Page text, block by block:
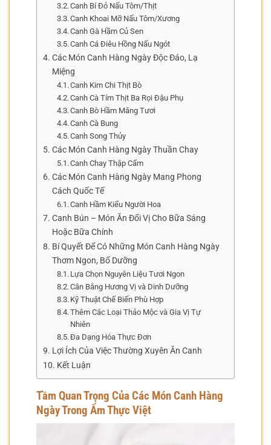
Canh Bí Đỏ Nấu Tôm/Thịt
Canh Khoai Mỡ Nấu Tôm/Xương
Canh Gà Hầm Củ Sen
Canh Cá Điêu Hồng Nấu Ngót
Các Món Canh Hàng Ngày Độc Đáo, Lạ
Miệng
Canh Kim Chi Thịt Bò
Canh Cà Tím Thịt Ba Rọi Đậu Phụ
Canh Bò Hầm Măng Tươi
Canh Cà Bung
Canh Song Thủy
Các Món Canh Hàng Ngày Thuần Chay
Canh Chay Thập Cẩm
Các Món Canh Hàng Ngày Mang Phong
Cách Quốc Tế
Canh Hầm Kiểu Người Hoa
Canh Bún – Món Ăn Đổi Vị Cho Bữa Sáng
Hoặc Bữa Chính
Bí Quyết Để Có Những Món Canh Hàng Ngày
Thơm Ngon, Bổ Dưỡng
Lựa Chọn Nguyên Liệu Tươi Ngon
Cân Bằng Hương Vị và Dinh Dưỡng
Kỹ Thuật Chế Biến Phù Hợp
Thêm Các Loại Thảo Mộc và Gia Vị Tự
Nhiên
Đa Dạng Hóa Thực Đơn
Lợi Ích Của Việc Thường Xuyên Ăn Canh
Kết Luận
Tầm Quan Trọng Của Các Món Canh Hàng
Ngày Trong Ẩm Thực Việt